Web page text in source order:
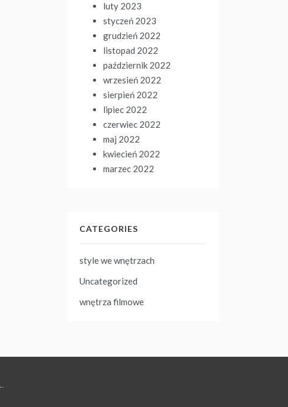
luty 2023
styczeń 2023
grudzień 2022
listopad 2022
październik 2022
wrzesień 2022
sierpień 2022
lipiec 2022
czerwiec 2022
maj 2022
kwiecień 2022
marzec 2022
CATEGORIES
style we wnętrzach
Uncategorized
wnętrza filmowe